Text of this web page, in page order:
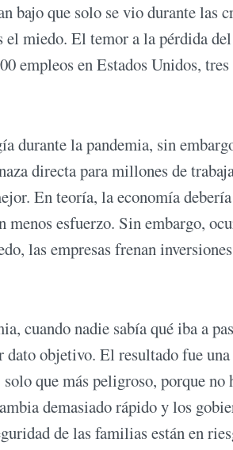
bajo que solo se vio durante las
miedo. El temor a la pérdida
empleos en Estados Unidos, tres
durante la pandemia, sin
directa para millones de
En teoría, la economía
esfuerzo. Sin embargo,
las empresas frenan
cuando nadie sabía qué iba a
objetivo. El resultado fue
que más peligroso, porque
demasiado rápido y los
de las familias están en